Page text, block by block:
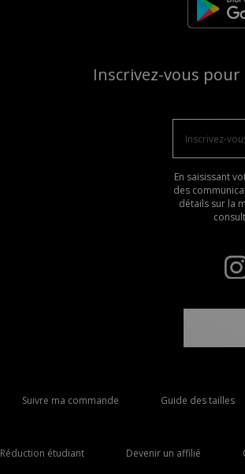
Inscrivez-vous
En saisissant
des
détails sur la
Suivre ma commande Guide des tailles
Réduction étudiant Devenir un affilié